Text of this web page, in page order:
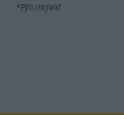
*Pflichtfeld